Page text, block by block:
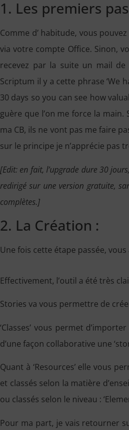
1. Les premiers
Comme d’ habitude, vous
via votre compte Office. Sinon,
recevez par la suite un mail
Scriptum il y a cette phrase
30 days so you can see how
guère que l’on me force la main.
ma CB, ils ne vont pas me faire
sur le principe je n’apprécie pas
[Edit: en fait, l’upgrade dure 30
redirigé sur une version gratuite,
complètes.]
2. La Création :
Une fois cette étape passée,
Effectivement, l’outil a été très
Stories va vous permettre de
‘Classes’ vous permet
d’une façon collaborative une
Quant à ‘Resources’ elle vous
et classés selon la matière
ou classés selon le niveau :
Pour ma part, je vais retourner